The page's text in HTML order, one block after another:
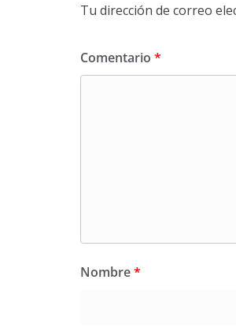
Tu dirección de correo
Comentario *
Nombre*